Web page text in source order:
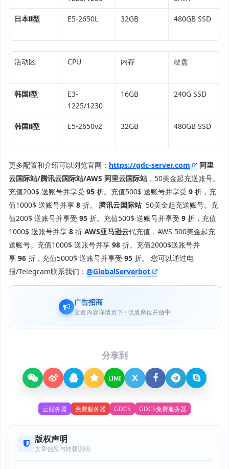
日本Ⅱ型 E5-2650L 32GB 480GB SSD
活动区 CPU 内存 硬盘
韩国Ⅰ型
E3-
1225/1230
16GB 240G SSD
韩国Ⅱ型 E5-2650v2 32GB 480GB SSD
更多配置和介绍可以浏览官网： https://gdc-server.com
阿里
云国际站/腾讯云国际站/AWS 阿里云国际站 ，50美金起充送账号。
充值200$ 送账号并享受 95 折。充值500$ 送账号并享受 9 折，充
值1000$ 送账号并享 8 折。 腾讯云国际站 50美金起充送账号。充
值200$ 送账号并享受 95 折。充值500$ 送账号并享受 9 折，充值
1000$ 送账号并享 8 折 AWS亚马逊云代充值，AWS 500美金起充
送账号。充值1000$ 送账号并享 98 折。充值2000$送账号并
享 96 折，充值5000$ 送账号并享受 95 折。 您可以通过电
报/Telegram联系我们： @GlobalServerbot
广告招商
文章内容详情页下 · 优质席位开放中
分享到
LINE X
云服务器 免费服务器 GDCS GDCS免费服务器
版权声明
文章信息与转载说明